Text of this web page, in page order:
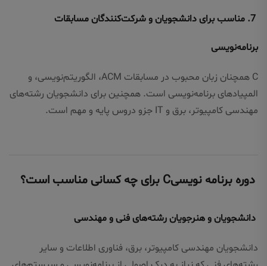
7. مناسب برای دانشجویان و شرکت‌کنندگان مسابقات
برنامه‌نویسی
C همچنان زبان محبوب در مسابقات ACM، الگوریتم‌نویسی، و
المپیادهای برنامه‌نویسی است. همچنین برای دانشجویان رشته‌های
مهندسی کامپیوتر، برق و IT جزو دروس پایه و مهم است.
دوره برنامه نویسیC برای چه کسانی مناسب است؟
دانشجویان و هنرجویان رشته‌های فنی و مهندسی
دانشجویان مهندسی کامپیوتر، برق، فناوری اطلاعات و سایر